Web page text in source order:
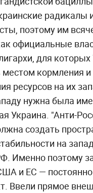
радикалы
поэтому им
официальные
для которых
кормления и
ресурсов на их
нужна была
Украина. "Анти-
создать
на
Именно поэтому
и ЕС — постоянно
Ввели прямое